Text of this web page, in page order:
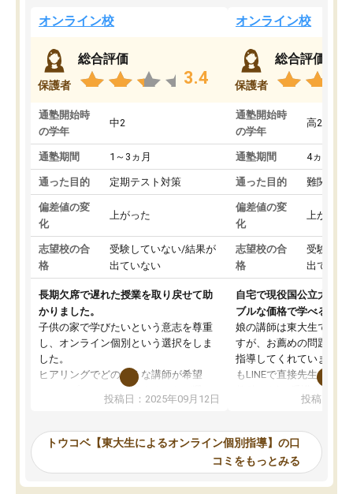
オンライン校
保護者
総合評価
3.4
通塾開始時
の学年
中2
通塾期間 1～3ヵ月
通った目的 定期テスト対策
偏差値の変
化
上がった
志望校の合
格
受験していない/結果が
出ていない
長期欠席で遅れた授業を取り戻せて助
かりました。
子供の家で学びたいという意志を尊重
し、オンライン個別という選択をしま
した。
ヒアリングでどのような講師が希望
か、オプションは付帯するかなど選ぶ
事が出来ました。
ーティングを行い、その講師で良いか
見てから講師を決定する事ができま
す。
投稿日：2025年09月12日
オンライン校
保護者
総合評価
通塾開始時
の学年
高2
通塾期間 4ヵ月～1
通った目的 難関私立
偏差値の変
化
上がった
志望校の合
格
受験して
出ていな
自宅で現役国公立大学生
ブルな価格で学べる
娘の講師は東大生では無
すが、お薦めの問題集や
指導してくれています。
もLINEで直接先生に質問
めれるので、個人に合
いなのがあり(有料)、受
ことをどんなスケジュー
くか相談したのですが、
ち期待したものではなく
投稿日：
トウコベ【東大生によるオンライン個別指導】の口
コミをもっとみる